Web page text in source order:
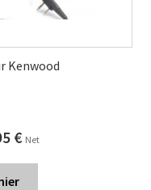
Kenwood
€Current
Net